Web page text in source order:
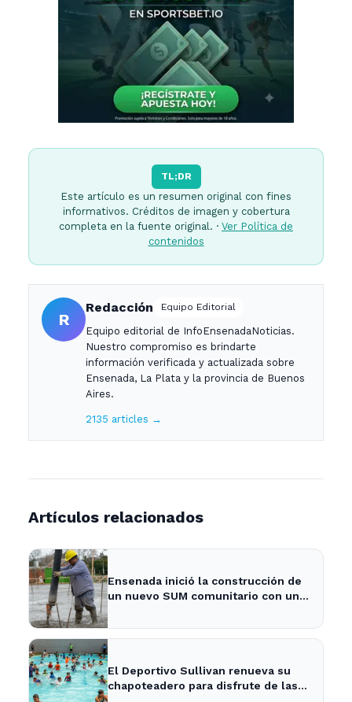
TL;DR
Este artículo es un resumen original con fines
informativos. Créditos de imagen y cobertura
completa en la fuente original. · Ver Política de
contenidos
R
Redacción Equipo Editorial
Equipo editorial de InfoEnsenadaNoticias.
Nuestro compromiso es brindarte
información verificada y actualizada sobre
Ensenada, La Plata y la provincia de Buenos
Aires.
2135 articles →
Artículos relacionados
Ensenada inició la construcción de
un nuevo SUM comunitario con una
El Deportivo Sullivan renueva su
chapoteadero para disfrute de las